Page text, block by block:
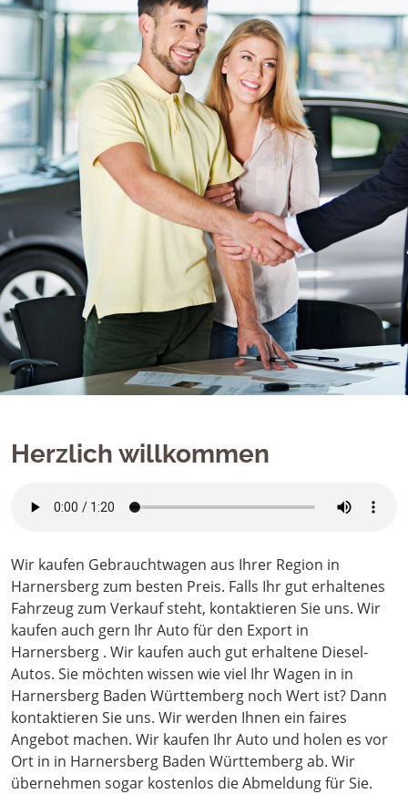
Herzlich willkommen
Wir kaufen Gebrauchtwagen aus Ihrer Region in
Harnersberg zum besten Preis. Falls Ihr gut erhaltenes
Fahrzeug zum Verkauf steht, kontaktieren Sie uns. Wir
kaufen auch gern Ihr Auto für den Export in
Harnersberg . Wir kaufen auch gut erhaltene Diesel-
Autos. Sie möchten wissen wie viel Ihr Wagen in in
Harnersberg Baden Württemberg noch Wert ist? Dann
kontaktieren Sie uns. Wir werden Ihnen ein faires
Angebot machen. Wir kaufen Ihr Auto und holen es vor
Ort in in Harnersberg Baden Württemberg ab. Wir
übernehmen sogar kostenlos die Abmeldung für Sie.